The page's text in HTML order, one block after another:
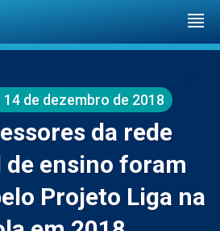
de dezembro de 2018
da rede
ensino foram
Projeto Liga na